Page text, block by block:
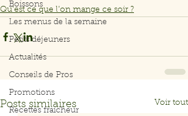
Boissons
Les menus de la semaine
Petits déjeuners
Actualités
Conseils de Pros
Promotions
Recettes fraicheur
Qu’est ce que l’on mange ce soir ?
Posts similaires Voir tout